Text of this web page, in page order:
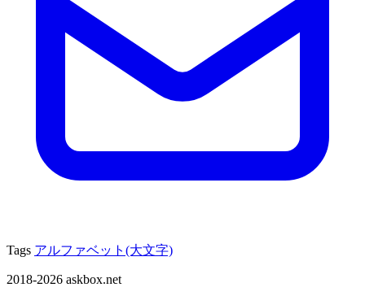
Tags アルファベット(大文字)
2018-2026 askbox.net